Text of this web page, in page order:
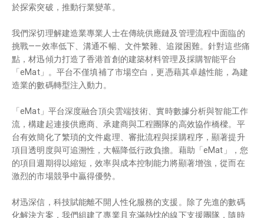
於探索突破，推動行業變革。
我們深切理解建造業專業人士在傳統供應鏈及管理流程中面臨的
挑戰——效率低下、溝通不暢、文件繁雜、追蹤困難。針對這些痛
點，材迅傾力打造了香港首創的建築材料管理及採購智能平台
「eMat」。平台不僅填補了市場空白，更憑藉其卓越性能，為建
造業的數碼轉型注入動力。
「eMat」平台深度融合頂尖雲端技術、實時數據分析與智能工作
流，構建起連接供應商、承建商與工程團隊的高效協作橋樑。平
台有效簡化了繁瑣的文件處理、審批流程與採購程序，顯著提升
項目透明度與可追溯性，大幅降低行政負擔。藉助「eMat」，您
的項目週期得以縮短，效率與成本控制能力將顯著增強，從而在
激烈的市場競爭中贏得優勢。
材迅深信，科技賦能離不開人性化服務的支援。除了先進的數碼
化解決方案，我們組建了專業且充滿熱忱的線下支援團隊，隨時